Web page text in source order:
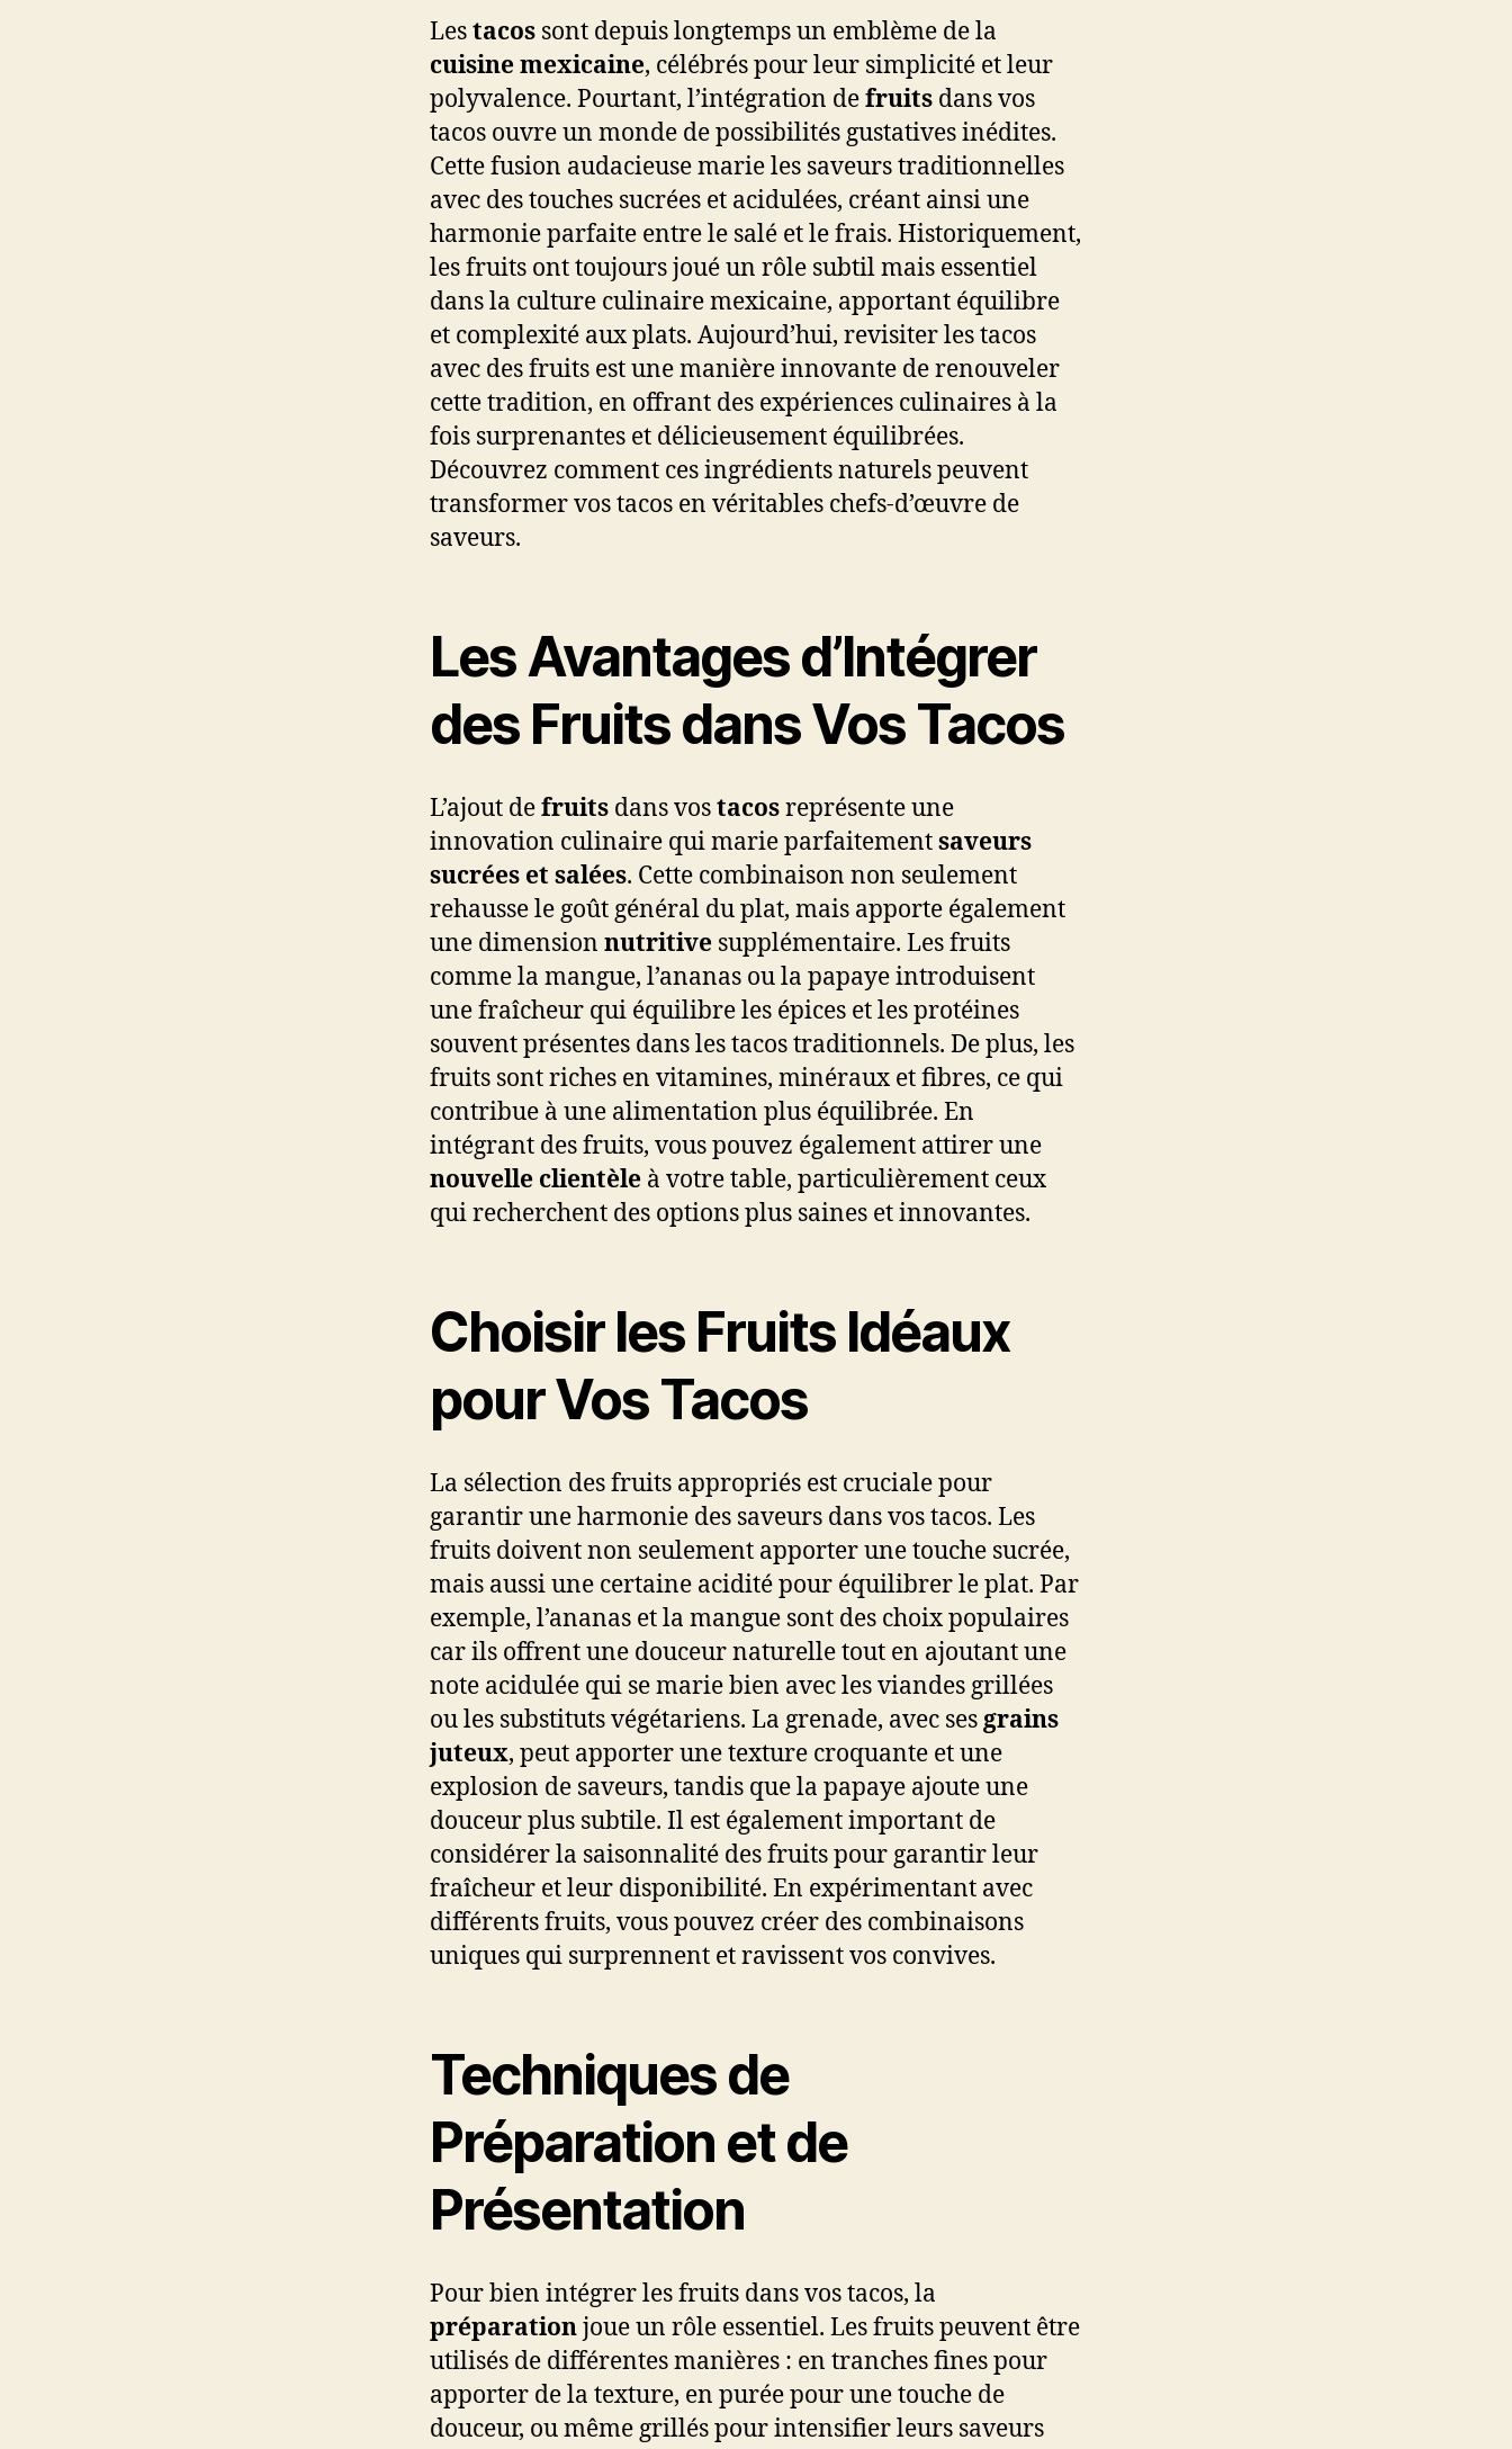
Lestacos sont depuis longtemps un emblème de la
cuisine mexicaine, célébrés pour leur simplicité et leur
polyvalence. Pourtant, l’intégration defruits dans vos
tacos ouvre un monde de possibilités gustatives inédites.
Cette fusion audacieuse marie les saveurs traditionnelles
avec des touches sucrées et acidulées, créant ainsi une
harmonie parfaite entre le salé et le frais. Historiquement,
les fruits ont toujours joué un rôle subtil mais essentiel
dans la culture culinaire mexicaine, apportant équilibre
et complexité aux plats. Aujourd’hui, revisiter les tacos
avec des fruits est une manière innovante de renouveler
cette tradition, en offrant des expériences culinaires à la
fois surprenantes et délicieusement équilibrées.
Découvrez comment ces ingrédients naturels peuvent
transformer vos tacos en véritables chefs-d’œuvre de
saveurs.
Les Avantages d’Intégrer
des Fruits dans Vos Tacos
L’ajout defruits dans vostacosreprésente une
innovation culinaire qui marie parfaitementsaveurs
sucrées et salées. Cette combinaison non seulement
rehausse le goût général du plat, mais apporte également
une dimension nutritive supplémentaire. Les fruits
comme la mangue, l’ananas ou la papaye introduisent
une fraîcheur qui équilibre les épices et les protéines
souvent présentes dans les tacos traditionnels. De plus, les
fruits sont riches en vitamines, minéraux et fibres, ce qui
contribue à une alimentation plus équilibrée. En
intégrant des fruits, vous pouvez également attirer une
nouvelle clientèle à votre table, particulièrement ceux
qui recherchent des options plus saines et innovantes.
Choisir les Fruits Idéaux
pour Vos Tacos
La sélection des fruits appropriés est cruciale pour
garantir une harmonie des saveurs dans vos tacos. Les
fruits doivent non seulement apporter une touche sucrée,
mais aussi une certaine acidité pour équilibrer le plat. Par
exemple, l’ananas et la mangue sont des choix populaires
car ils offrent une douceur naturelle tout en ajoutant une
note acidulée qui se marie bien avec les viandes grillées
ou les substituts végétariens. La grenade, avec sesgrains
juteux, peut apporter une texture croquante et une
explosion de saveurs, tandis que la papaye ajoute une
douceur plus subtile. Il est également important de
considérer la saisonnalité des fruits pour garantir leur
fraîcheur et leur disponibilité. En expérimentant avec
différents fruits, vous pouvez créer des combinaisons
uniques qui surprennent et ravissent vos convives.
Techniques de
Préparation et de
Présentation
Pour bien intégrer les fruits dans vos tacos, la
préparationjoue un rôle essentiel. Les fruits peuvent être
utilisés de différentes manières : en tranches fines pour
apporter de la texture, en purée pour une touche de
douceur, ou même grillés pour intensifier leurs saveurs